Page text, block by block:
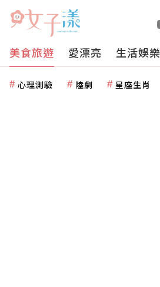
美食旅遊 愛漂亮 生活娛樂
心理測驗 陸劇 星座生肖